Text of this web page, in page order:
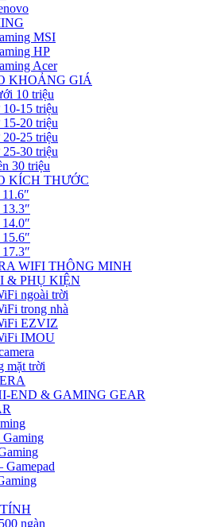
MSI
HP
Acer
KHOẢNG GIÁ
10 triệu
15 triệu
20 triệu
25 triệu
30 triệu
30 triệu
KÍCH THƯỚC
WIFI THÔNG MINH
& PHỤ KIỆN
ngoài trời
trong nhà
EZVIZ
IMOU
mặt trời
END & GAMING GEAR
Gaming
Gamepad
ngàn